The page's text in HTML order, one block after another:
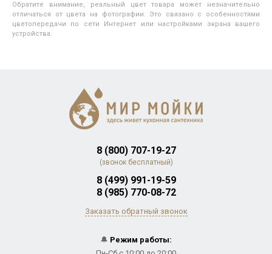
Обратите внимание, реальный цвет товара может незначительно
отличаться от цвета на фотографии. Это связано с особенностями
цветопередачи по сети Интернет или настройками экрана вашего
устройства.
8 (800) 707-19-27
(звонок бесплатный)
8 (499) 991-19-59
8 (985) 770-08-72
Заказать обратный звонок
🔔 Режим работы: